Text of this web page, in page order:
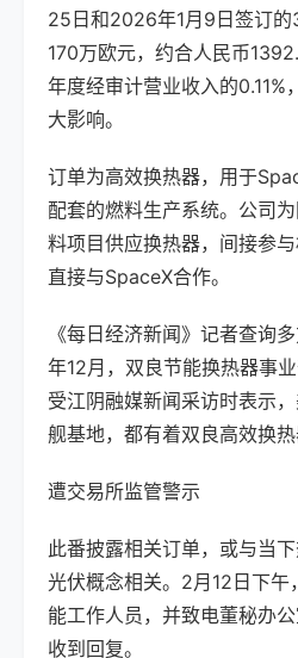
25日和2026年1月9日签订的
170万欧元，约合人民币
年度经审计营业收入的0.11%
大影响。
订单为高效换热器，用于
配套的燃料生产系统。公司
料项目供应换热器， 间接参
直接与SpaceX合作。
《每日经济新闻》记者查询
年12月，双良节能换热器事
受江阴融媒新闻采访时表示
舰基地，都有着双良高效换热
遭交易所监管警示
此番披露相关订单，或与当
光伏概念相关。2月12日下午
能工作人员，并致电董秘办
收到回复。